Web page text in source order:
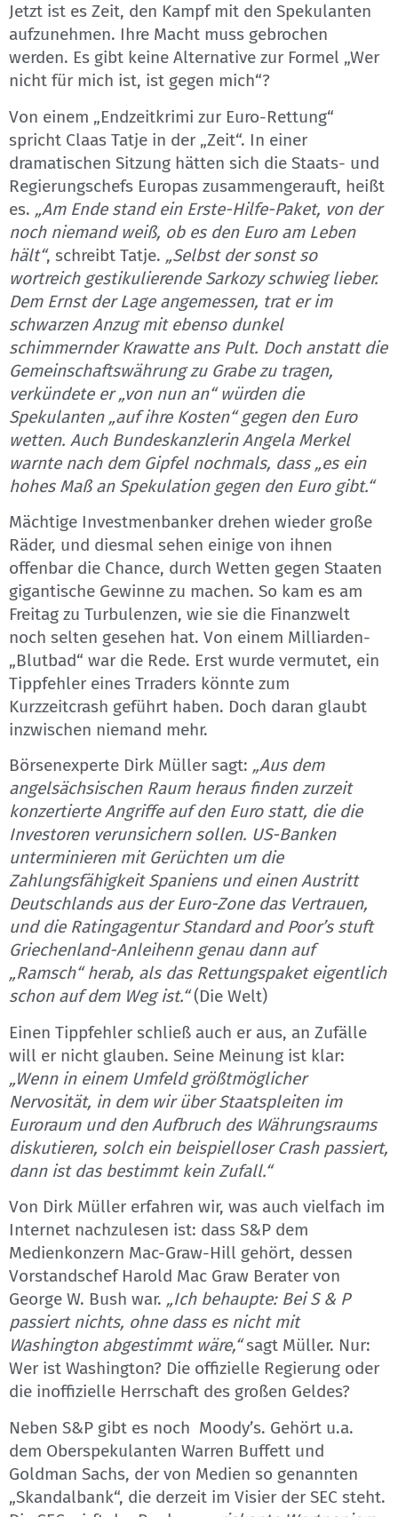
Jetzt ist es Zeit, den Kampf mit den Spekulanten
aufzunehmen. Ihre Macht muss gebrochen
werden. Es gibt keine Alternative zur Formel „Wer
nicht für mich ist, ist gegen mich“?
Von einem „Endzeitkrimi zur Euro-Rettung“
spricht Claas Tatje in der „Zeit“. In einer
dramatischen Sitzung hätten sich die Staats- und
Regierungschefs Europas zusammengerauft, heißt
es. „Am Ende stand ein Erste-Hilfe-Paket, von der
noch niemand weiß, ob es den Euro am Leben
hält“, schreibt Tatje. „Selbst der sonst so
wortreich gestikulierende Sarkozy schwieg lieber.
Dem Ernst der Lage angemessen, trat er im
schwarzen Anzug mit ebenso dunkel
schimmernder Krawatte ans Pult. Doch anstatt die
Gemeinschaftswährung zu Grabe zu tragen,
verkündete er „von nun an“ würden die
Spekulanten „auf ihre Kosten“ gegen den Euro
wetten. Auch Bundeskanzlerin Angela Merkel
warnte nach dem Gipfel nochmals, dass „es ein
hohes Maß an Spekulation gegen den Euro gibt.“
Mächtige Investmenbanker drehen wieder große
Räder, und diesmal sehen einige von ihnen
offenbar die Chance, durch Wetten gegen Staaten
gigantische Gewinne zu machen. So kam es am
Freitag zu Turbulenzen, wie sie die Finanzwelt
noch selten gesehen hat. Von einem Milliarden-
„Blutbad“ war die Rede. Erst wurde vermutet, ein
Tippfehler eines Trraders könnte zum
Kurzzeitcrash geführt haben. Doch daran glaubt
inzwischen niemand mehr.
Börsenexperte Dirk Müller sagt: „Aus dem
angelsächsischen Raum heraus finden zurzeit
konzertierte Angriffe auf den Euro statt, die die
Investoren verunsichern sollen. US-Banken
unterminieren mit Gerüchten um die
Zahlungsfähigkeit Spaniens und einen Austritt
Deutschlands aus der Euro-Zone das Vertrauen,
und die Ratingagentur Standard and Poor’s stuft
Griechenland-Anleihenn genau dann auf
„Ramsch“ herab, als das Rettungspaket eigentlich
schon auf dem Weg ist.“(Die Welt)
Einen Tippfehler schließ auch er aus, an Zufälle
will er nicht glauben. Seine Meinung ist klar:
„Wenn in einem Umfeld größtmöglicher
Nervosität, in dem wir über Staatspleiten im
Euroraum und den Aufbruch des Währungsraums
diskutieren, solch ein beispielloser Crash passiert,
dann ist das bestimmt kein Zufall.“
Von Dirk Müller erfahren wir, was auch vielfach im
Internet nachzulesen ist: dass S&P dem
Medienkonzern Mac-Graw-Hill gehört, dessen
Vorstandschef Harold Mac Graw Berater von
George W. Bush war. „Ich behaupte: Bei S & P
passiert nichts, ohne dass es nicht mit
Washington abgestimmt wäre,“sagt Müller. Nur:
Wer ist Washington? Die offizielle Regierung oder
die inoffizielle Herrschaft des großen Geldes?
Neben S&P gibt es noch Moody’s. Gehört u.a.
dem Oberspekulanten Warren Buffett und
Goldman Sachs, der von Medien so genannten
„Skandalbank“, die derzeit im Visier der SEC steht.